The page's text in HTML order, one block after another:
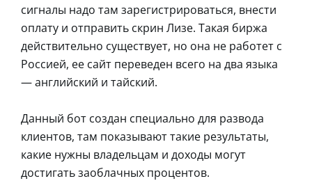
сигналы надо там зарегистрироваться, внести
оплату и отправить скрин Лизе. Такая биржа
действительно существует, но она не работет с
Россией, ее сайт переведен всего на два языка
— английский и тайский.
Данный бот создан специально для развода
клиентов, там показывают такие результаты,
какие нужны владельцам и доходы могут
достигать заоблачных процентов.